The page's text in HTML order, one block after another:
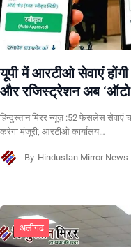
यूपी में आरटीओ सेवाएं
और रजिस्ट्रेशन अब
हिन्दुस्तान मिरर न्यूज़ :52 फेसलेस सेवाएं
करेगा मंजूरी; आरटीओ कार्यालय…
By Hindustan Mirror News
अलीगढ